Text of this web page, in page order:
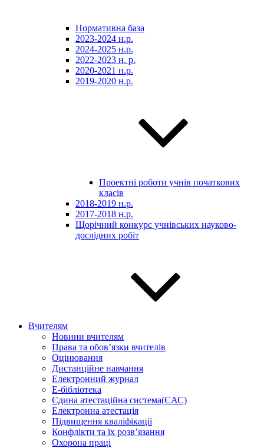
Нормативна база
2023-2024 н.р.
2024-2025 н.р.
2022-2023 н. р.
2020-2021 н.р.
2019-2020 н.р.
Проектні роботи учнів початкових
класів
2018-2019 н.р.
2017-2018 н.р.
Щорічний конкурс учнівських науково-
дослідних робіт
Вчителям
Новини вчителям
Права та обов’язки вчителів
Оцінювання
Дистанційне навчання
Електронний журнал
E-бібліотека
Єдина атестаційна система(ЄАС)
Електронна атестація
Підвищення кваліфікації
Конфлікти та їх розв’язання
Охорона праці